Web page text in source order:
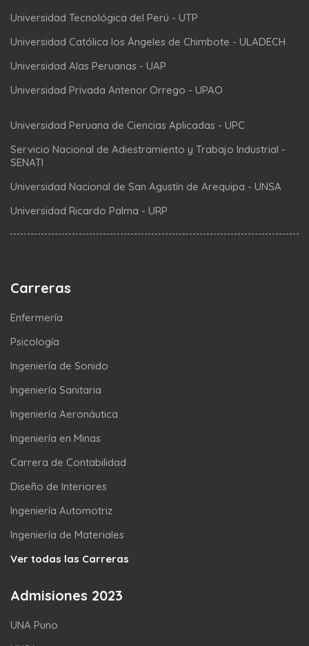
Universidad Tecnológica del Perú - UTP
Universidad Católica los Ángeles de Chimbote - ULADECH
Universidad Alas Peruanas - UAP
Universidad Privada Antenor Orrego - UPAO
Universidad Peruana de Ciencias Aplicadas - UPC
Servicio Nacional de Adiestramiento y Trabajo Industrial -
SENATI
Universidad Nacional de San Agustín de Arequipa - UNSA
Universidad Ricardo Palma - URP
Carreras
Enfermería
Psicología
Ingeniería de Sonido
Ingeniería Sanitaria
Ingeniería Aeronáutica
Ingeniería en Minas
Carrera de Contabilidad
Diseño de Interiores
Ingeniería Automotriz
Ingeniería de Materiales
Ver todas las Carreras
Admisiones 2023
UNA Puno